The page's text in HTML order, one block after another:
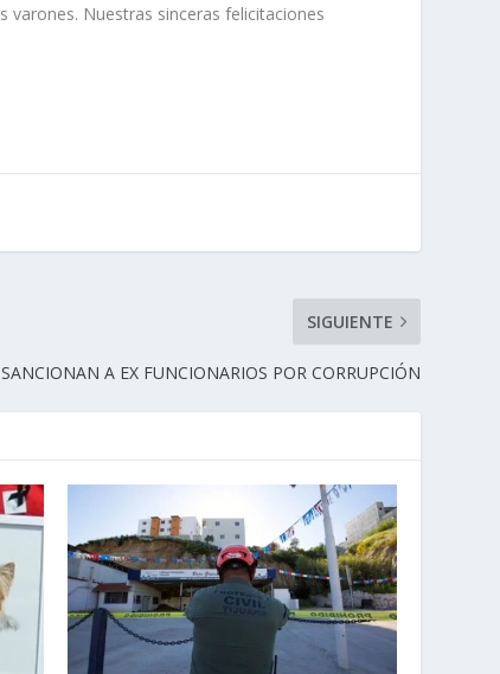
Nuestras sinceras felicitaciones
SIGUIENTE
SANCIONAN A EX FUNCIONARIOS POR CORRUPCIÓN